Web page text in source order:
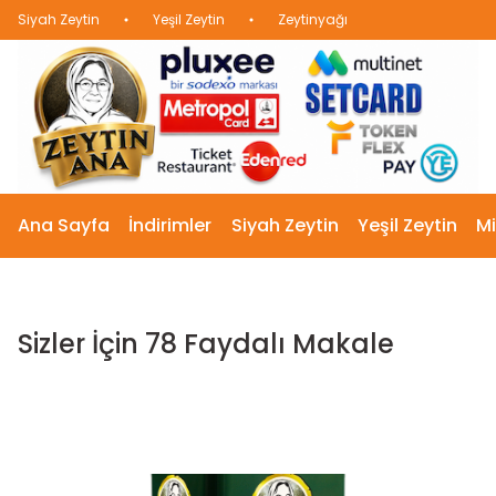
Siyah Zeytin Yeşil Zeytin Zeytinyağı
Ana Sayfa İndirimler Siyah Zeytin Yeşil Zeytin
Sizler İçin 78 Faydalı Makale